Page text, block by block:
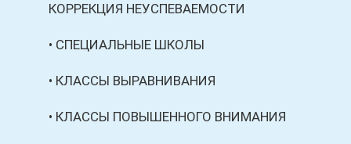
КОРРЕКЦИЯ НЕУСПЕВАЕМОСТИ
• СПЕЦИАЛЬНЫЕ ШКОЛЫ
• КЛАССЫ ВЫРАВНИВАНИЯ
• КЛАССЫ ПОВЫШЕННОГО ВНИМАНИЯ